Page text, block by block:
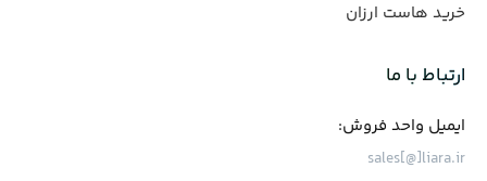
خرید هاست ارزان
ارتباط با ما
ایمیل واحد فروش:
sales[@]liara.ir